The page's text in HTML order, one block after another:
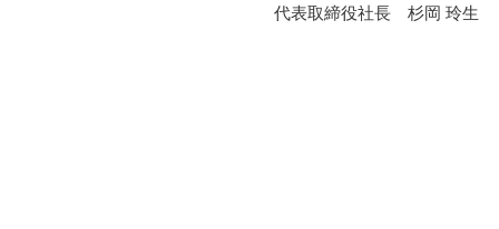
代表取締役社長 杉岡 玲生